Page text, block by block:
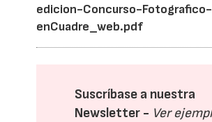
edicion-Concurso-Fotografico-
enCuadre_web.pdf
Suscríbase a nuestra
Newsletter - Ver